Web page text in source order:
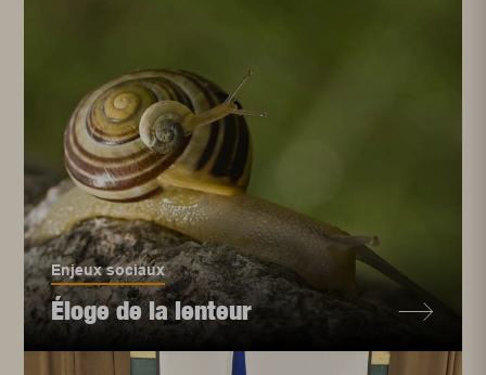
Enjeux sociaux
Éloge de la lenteur